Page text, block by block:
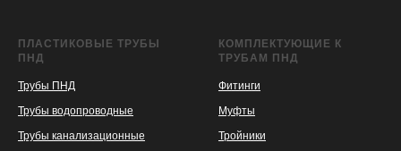
ПЛАСТИКОВЫЕ ТРУБЫ
ПНД
Трубы ПНД
Трубы водопроводные
Трубы канализационные
КОМПЛЕКТУЮЩИЕ К
ТРУБАМ ПНД
Фитинги
Муфты
Тройники